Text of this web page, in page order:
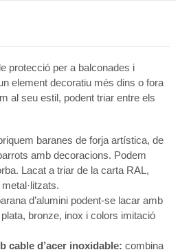
protecció per a balconades i
element decoratiu més dins o fora
al seu estil, podent triar entre els
baranes de forja artística, de
amb decoracions. Podem
Lacat a triar de la carta RAL,
d’alumini podent-se lacar amb
bronze, inox i colors imitació
cable d’acer inoxidable: combina